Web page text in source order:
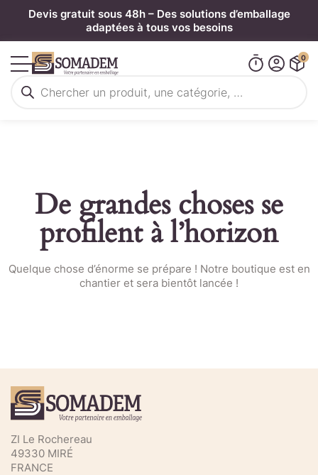
Devis gratuit sous 48h – Des solutions d’emballage
adaptées à tous vos besoins
de
0
De grandes choses se
profilent à l’horizon
Quelque chose d’énorme se prépare ! Notre boutique est en
chantier et sera bientôt lancée !
commande rapide
ZI Le Rochereau
49330 MIRÉ
FRANCE
Panneau de gestion des cookies